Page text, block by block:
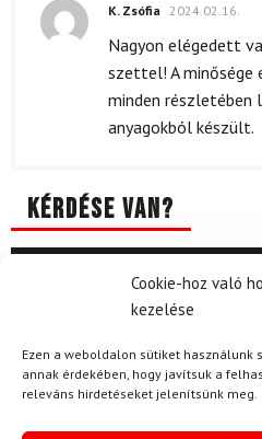
Cookie-hoz való
kezelése
Ezen a weboldalon sütiket használunk
annak érdekében, hogy javítsuk a
releváns hirdetéseket jelenítsünk meg.
K. Zsófia 2024.02.16.
Nagyon elégedett
szettel! A minősége
minden részletében
anyagokból készült.
Kérdése van?
Kérdése